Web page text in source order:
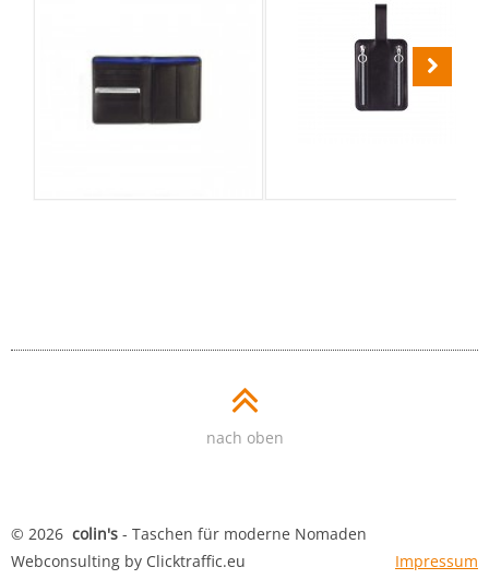
nach oben
© 2026 colin's - Taschen für moderne Nomaden
Webconsulting by Clicktraffic.eu
Impressum